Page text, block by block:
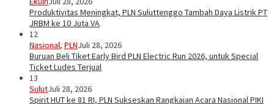
Produktivitas Meningkat, PLN Suluttenggo Tambah Daya Listrik PT
JRBM ke 10 Juta VA
12
Nasional, PLNJuli 28, 2026
Buruan Beli Tiket Early Bird PLN Electric Run 2026, untuk Special
Ticket Ludes Terjual
13
SulutJuli 28, 2026
Spirit HUT ke 81 RI, PLN Sukseskan Rangkaian Acara Nasional PIKI